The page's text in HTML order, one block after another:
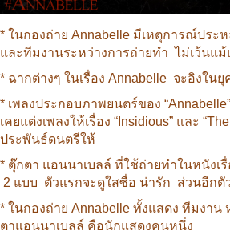
* ในกองถ่าย Annabelle มีเหตุการณ์ประ
และทีมงานระหว่างการถ่ายทำ ไม่เว้นแ
* ฉากต่างๆ ในเรื่อง Annabelle จะอิงในยุ
* เพลงประกอบภาพยนตร์ของ
เคยแต่งเพลงให้เรื่อง “Insidious” และ
ประพันธ์ดนตรีให้
* ตุ๊กตา แอนนาเบลล์ ที่ใช้ถ่ายทำในหนังเ
2 แบบ ตัวแรกจะดูใสซื่อ น่ารัก ส่วนอีก
* ในกองถ่าย Annabelle ทั้งแสดง ทีมงาน
ตาแอนนาเบลล์ คือนักแสดงคนหนึ่ง